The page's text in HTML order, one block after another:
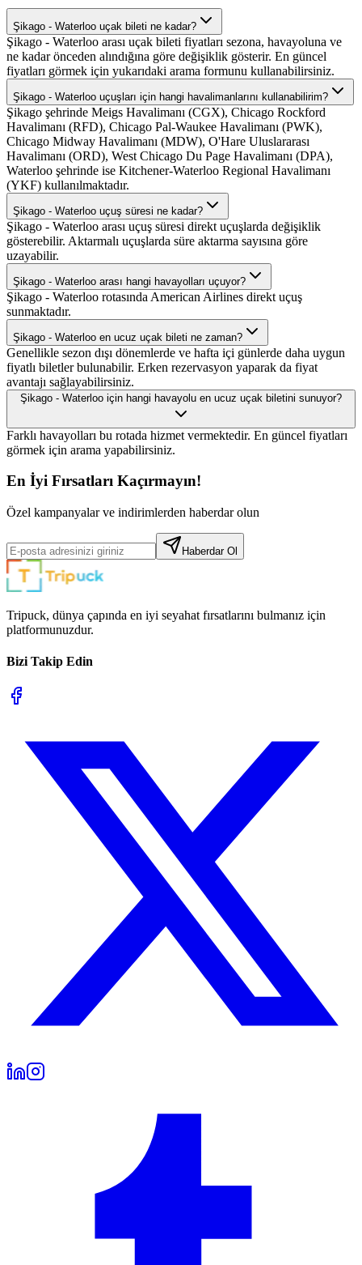
Şikago - Waterloo uçak bileti ne kadar?
Şikago - Waterloo arası uçak bileti fiyatları sezona, havayoluna ve
ne kadar önceden alındığına göre değişiklik gösterir. En güncel
fiyatları görmek için yukarıdaki arama formunu kullanabilirsiniz.
Şikago - Waterloo uçuşları için hangi havalimanlarını kullanabilirim?
Şikago şehrinde Meigs Havalimanı (CGX), Chicago Rockford
Havalimanı (RFD), Chicago Pal-Waukee Havalimanı (PWK),
Chicago Midway Havalimanı (MDW), O'Hare Uluslararası
Havalimanı (ORD), West Chicago Du Page Havalimanı (DPA),
Waterloo şehrinde ise Kitchener-Waterloo Regional Havalimanı
(YKF) kullanılmaktadır.
Şikago - Waterloo uçuş süresi ne kadar?
Şikago - Waterloo arası uçuş süresi direkt uçuşlarda değişiklik
gösterebilir. Aktarmalı uçuşlarda süre aktarma sayısına göre
uzayabilir.
Şikago - Waterloo arası hangi havayolları uçuyor?
Şikago - Waterloo rotasında American Airlines direkt uçuş
sunmaktadır.
Şikago - Waterloo en ucuz uçak bileti ne zaman?
Genellikle sezon dışı dönemlerde ve hafta içi günlerde daha uygun
fiyatlı biletler bulunabilir. Erken rezervasyon yaparak da fiyat
avantajı sağlayabilirsiniz.
Şikago - Waterloo için hangi havayolu en ucuz uçak biletini sunuyor?
Farklı havayolları bu rotada hizmet vermektedir. En güncel fiyatları
görmek için arama yapabilirsiniz.
En İyi Fırsatları Kaçırmayın!
Özel kampanyalar ve indirimlerden haberdar olun
Haberdar Ol
Tripuck, dünya çapında en iyi seyahat fırsatlarını bulmanız için
platformunuzdur.
Bizi Takip Edin